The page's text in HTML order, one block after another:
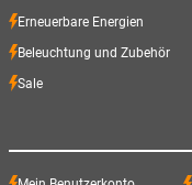
Erneuerbare Energien
Beleuchtung und Zubehör
Sale